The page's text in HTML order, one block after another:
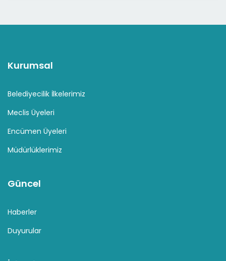
Kurumsal
Belediyecilik İlkelerimiz
Meclis Üyeleri
Encümen Üyeleri
Müdürlüklerimiz
Güncel
Haberler
Duyurular